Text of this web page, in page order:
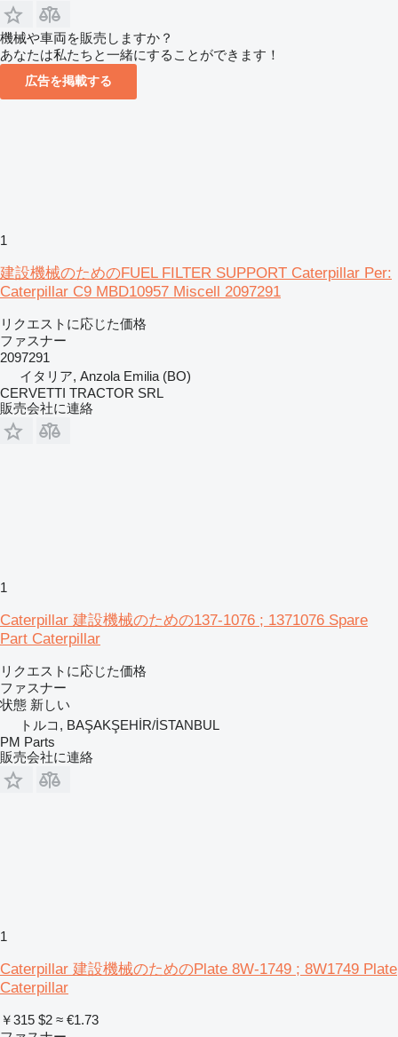
機械や車両を販売しますか？
あなたは私たちと一緒にすることができます！
広告を掲載する
1
建設機械のためのFUEL FILTER SUPPORT Caterpillar Per:
Caterpillar C9 MBD10957 Miscell 2097291
リクエストに応じた価格
ファスナー
2097291
イタリア, Anzola Emilia (BO)
CERVETTI TRACTOR SRL
販売会社に連絡
1
Caterpillar 建設機械のための137-1076 ; 1371076 Spare
Part Caterpillar
リクエストに応じた価格
ファスナー
状態 新しい
トルコ, BAŞAKŞEHİR/İSTANBUL
PM Parts
販売会社に連絡
1
Caterpillar 建設機械のためのPlate 8W-1749 ; 8W1749 Plate
Caterpillar
￥315 $2 ≈ €1.73